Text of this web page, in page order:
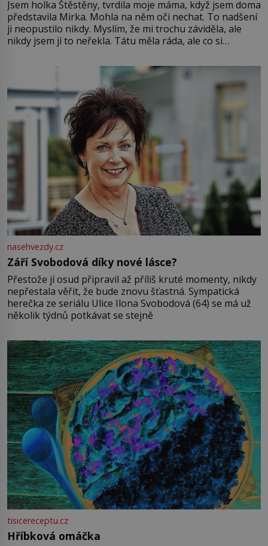
Jsem holka Štěstěny, tvrdila moje máma, když jsem doma
představila Mirka. Mohla na něm oči nechat. To nadšení
ji neopustilo nikdy. Myslím, že mi trochu záviděla, ale
nikdy jsem jí to neřekla. Tátu měla ráda, ale co si
Jsme spolu moc rádi Tehdy byla jiná doba, když
nasehvezdy.cz
Září Svobodová díky nové lásce?
Přestože jí osud připravil až příliš kruté momenty, nikdy
nepřestala věřit, že bude znovu šťastná. Sympatická
herečka ze seriálu Ulice Ilona Svobodová (64) se má už
několik týdnů potkávat se stejně
tisicereceptu.cz
Hříbková omáčka